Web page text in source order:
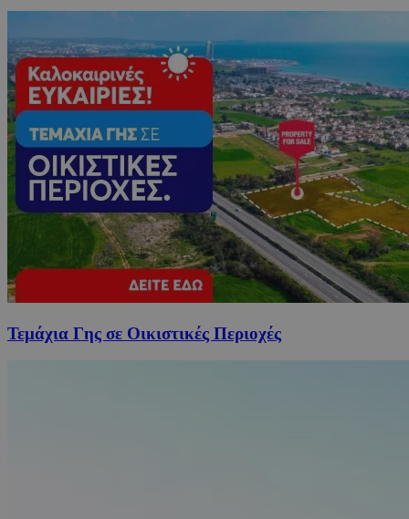
Τεμάχια Γης σε Οικιστικές Περιοχές